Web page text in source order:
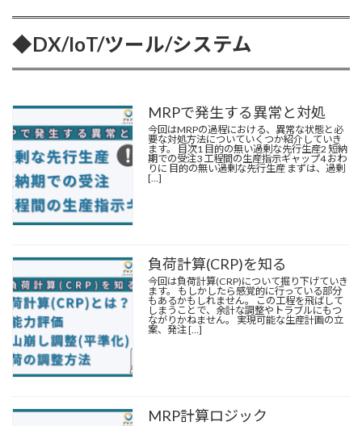
◆DX/IoT/ツール/システム
MRPで発生する異常と対処
今回はMRPの過程における、異常な状態と必
要な対処方法についていくつか紹介していき
ます。 目次1 目的の無い過剰な先行生産2 短納
期での受注3 工程間の生産指示ギャップ4 おわ
りに 目的の無い過剰な先行生産 まずは、過剰
[…]
負荷計算(CRP)を知る
今回は負荷計算(CRP)について掘り下げていき
ます。 もしかしたら感覚的に行っている部分
もあるかもしれません。 この工程を飛ばして
しまうことで、余計な調整やトラブルにもつ
ながりかねません。 実現可能な生産計画の立
案、 発注[…]
MRP計算ロジック